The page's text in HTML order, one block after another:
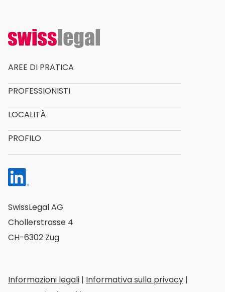
AREE DI PRATICA
PROFESSIONISTI
LOCALITÀ
PROFILO
SwissLegal AG
Chollerstrasse 4
CH-6302 Zug
Informazioni legali | Informativa sulla privacy |